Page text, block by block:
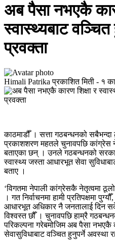
अब पैसा नभएकै
स्वास्थ्यबाट
प्रवक्ता
Himali Patrika प्रकाशित मिती - १
काठमाडौँ । सत्ता गठबन्धनको
प्रकाशशरण महतले चुनावपछि कांग्रेस
बताएका छन् । उनले गठबन्धनको
स्वास्थ्य जस्ता आधारभूत सेवा
बताए ।
‘विगतमा नेपाली कांग्रेसकै नेतृत्वमा
। गत निर्वाचनमा हामी प्रतिपक्षमा
आधारभूत अधिकार नै जनतालाई दिन
विश्वस्त छौँ । चुनावपछि हाम्रै
परिकल्पना गरेबमोजिम अब पैसा नभएकै
सेवासुविधाबाट वञ्चित हुनुपर्ने अवस्था